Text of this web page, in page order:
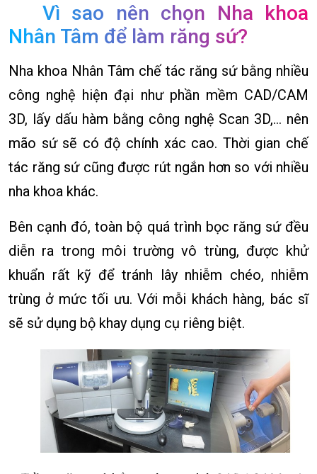
Vì sao nên chọn Nha khoa
Nhân Tâm để làm răng sứ?
Nha khoa Nhân Tâm chế tác răng sứ bằng nhiều
công nghệ hiện đại như phần mềm CAD/CAM
3D, lấy dấu hàm bằng công nghệ Scan 3D,… nên
mão sứ sẽ có độ chính xác cao. Thời gian chế
tác răng sứ cũng được rút ngắn hơn so với nhiều
nha khoa khác.
Bên cạnh đó, toàn bộ quá trình bọc răng sứ đều
diễn ra trong môi trường vô trùng, được khử
khuẩn rất kỹ để tránh lây nhiễm chéo, nhiễm
trùng ở mức tối ưu. Với mỗi khách hàng, bác sĩ
sẽ sử dụng bộ khay dụng cụ riêng biệt.